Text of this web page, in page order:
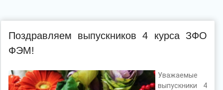
Поздравляем выпускников 4 курса ЗФО
ФЭМ!
Уважаемые
выпускники 4